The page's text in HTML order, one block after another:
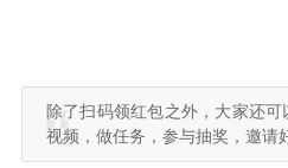
除了扫码领红包之外，大家还
视频，做任务，参与抽奖，邀请